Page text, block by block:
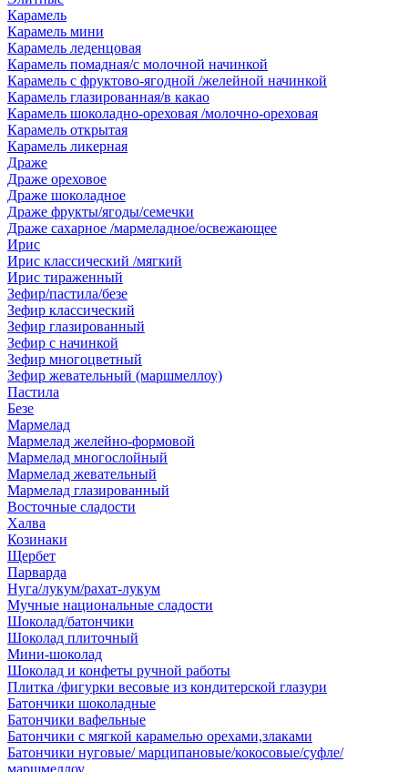
Карамель
Карамель мини
Карамель леденцовая
Карамель помадная/с молочной начинкой
Карамель с фруктово-ягодной /желейной начинкой
Карамель глазированная/в какао
Карамель шоколадно-ореховая /молочно-ореховая
Карамель открытая
Карамель ликерная
Драже
Драже ореховое
Драже шоколадное
Драже фрукты/ягоды/семечки
Драже сахарное /мармеладное/освежающее
Ирис
Ирис классический /мягкий
Ирис тираженный
Зефир/пастила/безе
Зефир классический
Зефир глазированный
Зефир с начинкой
Зефир многоцветный
Зефир жевательный (маршмеллоу)
Пастила
Безе
Мармелад
Мармелад желейно-формовой
Мармелад многослойный
Мармелад жевательный
Мармелад глазированный
Восточные сладости
Халва
Козинаки
Щербет
Парварда
Нуга/лукум/рахат-лукум
Мучные национальные сладости
Шоколад/батончики
Шоколад плиточный
Мини-шоколад
Шоколад и конфеты ручной работы
Плитка /фигурки весовые из кондитерской глазури
Батончики шоколадные
Батончики вафельные
Батончики с мягкой карамелью орехами,злаками
Батончики нуговые/ марципановые/кокосовые/суфле/
маршмеллоу